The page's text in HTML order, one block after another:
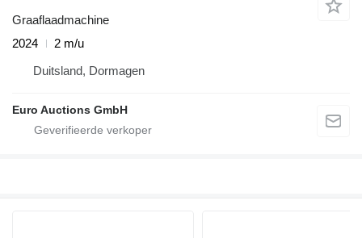
Graaflaadmachine
2024
2 m/u
Duitsland, Dormagen
Euro Auctions GmbH